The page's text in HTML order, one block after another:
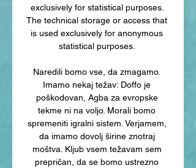
exclusively for statistical purposes.
The technical storage or access that
is used exclusively for anonymous
statistical purposes.
Naredili bomo vse, da zmagamo.
Imamo nekaj težav: Doffo je
poškodovan, Agba za evropske
tekme ni na voljo. Morali bomo
spremeniti igralni sistem. Verjamem,
da imamo dovolj širine znotraj
moštva. Kljub vsem težavam sem
prepričan, da se bomo ustrezno